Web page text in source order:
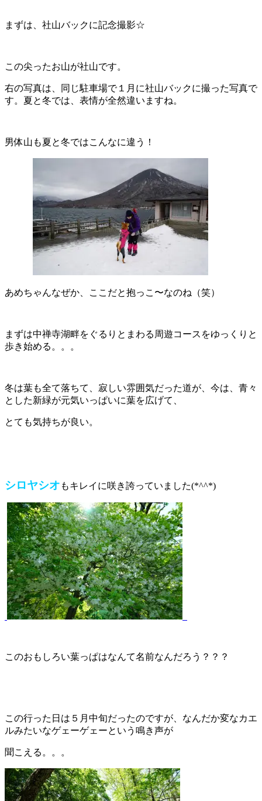
まずは、社山バックに記念撮影☆
この尖ったお山が社山です。
右の写真は、同じ駐車場で１月に社山バックに撮った写真で
す。夏と冬では、表情が全然違いますね。
男体山も夏と冬ではこんなに違う！
あめちゃんなぜか、ここだと抱っこ〜なのね（笑）
まずは中禅寺湖畔をぐるりとまわる周遊コースをゆっくりと
歩き始める。。。
冬は葉も全て落ちて、寂しい雰囲気だった道が、今は、青々
とした新緑が元気いっぱいに葉を広げて、
とても気持ちが良い。
シロヤシオ もキレイに咲き誇っていました(*^^*)
このおもしろい葉っぱはなんて名前なんだろう？？？
この行った日は５月中旬だったのですが、なんだか変なカエ
ルみたいなゲェーゲェーという鳴き声が
聞こえる。。。